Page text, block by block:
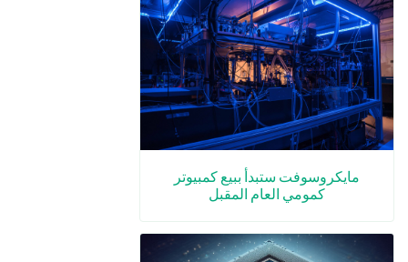
مايكروسوفت ستبدأ ببيع كمبيوتر
كمومي العام المقبل